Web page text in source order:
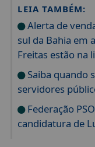
LEIA TAMBÉM:
Alerta de
sul da Bahia em
Freitas estão na
Saiba quando
servidores
Federação
candidatura de